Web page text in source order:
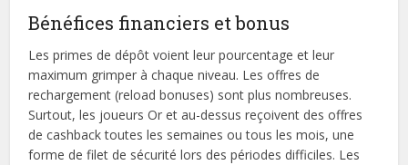
Bénéfices financiers et bonus
Les primes de dépôt voient leur pourcentage et leur
maximum grimper à chaque niveau. Les offres de
rechargement (reload bonuses) sont plus nombreuses.
Surtout, les joueurs Or et au-dessus reçoivent des offres
de cashback toutes les semaines ou tous les mois, une
forme de filet de sécurité lors des périodes difficiles. Les